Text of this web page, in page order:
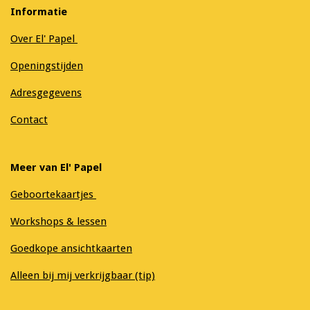
Informatie
Over El' Papel
Openingstijden
Adresgegevens
Contact
Meer van El' Papel
Geboortekaartjes
Workshops & lessen
Goedkope ansichtkaarten
Alleen bij mij verkrijgbaar (tip)